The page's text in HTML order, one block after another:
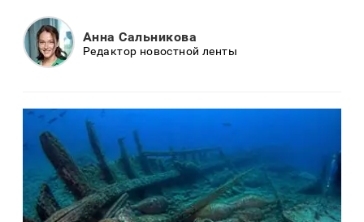
Анна Сальникова
Редактор новостной ленты